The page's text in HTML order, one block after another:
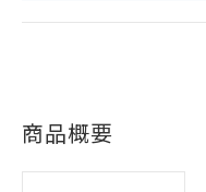
商品概要